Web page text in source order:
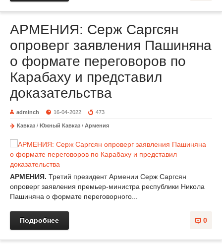
АРМЕНИЯ: Серж Саргсян
опроверг заявления Пашиняна
о формате переговоров по
Карабаху и представил
доказательства
adminch 16-04-2022 473
Кавказ / Южный Кавказ / Армения
АРМЕНИЯ. Третий президент Армении Серж Саргсян
опроверг заявления премьер-министра республики Никола
Пашиняна о формате переговорного...
0
Подробнее